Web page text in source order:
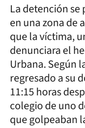
La detención
en una zona de
que la víctima,
denunciara el
Urbana. Según
regresado a su
11:15 horas
colegio de uno
que golpeaban